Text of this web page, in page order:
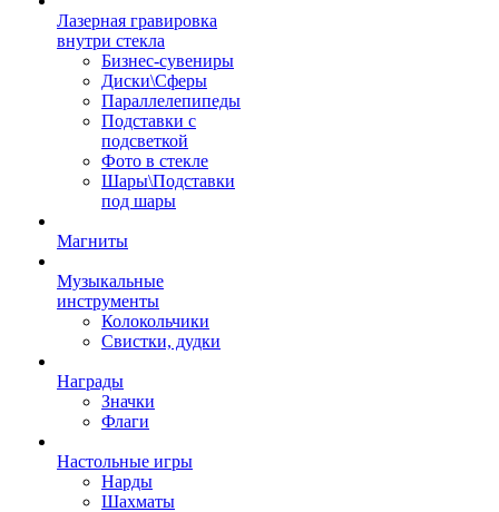
Лазерная гравировка
внутри стекла
Бизнес-сувениры
Диски\Сферы
Параллелепипеды
Подставки с
подсветкой
Фото в стекле
Шары\Подставки
под шары
Магниты
Музыкальные
инструменты
Колокольчики
Свистки, дудки
Награды
Значки
Флаги
Настольные игры
Нарды
Шахматы